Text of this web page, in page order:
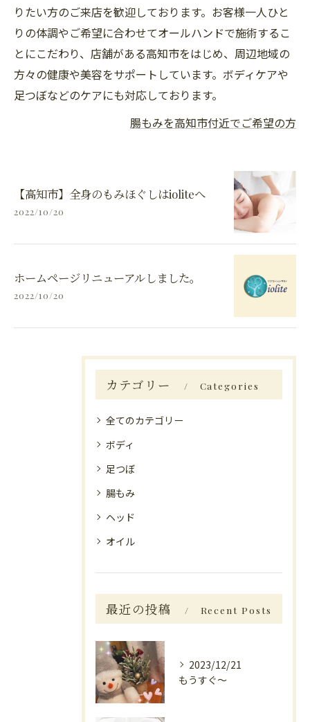
りたい方のご来店を歓迎しております。お客様一人ひと
りの体調やご希望に合わせてオールハンドで施術するこ
とにこだわり、店舗がある高知市をはじめ、周辺地域の
方々の健康や美容をサポートしています。ボディケアや
足つぼなどのケアにも対応しております。
腸もみを高知市付近でご希望の方
【高知市】全身のもみほぐしはioliteへ
2022/10/20
ホームページリニューアルしました。
2022/10/20
カテゴリー Categories
全てのカテゴリー
ボディ
足つぼ
腸もみ
ヘッド
オイル
最近の投稿 Recent Posts
2023/12/21
もうすぐ〜